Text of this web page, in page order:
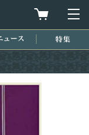
買物カゴを
ニュース